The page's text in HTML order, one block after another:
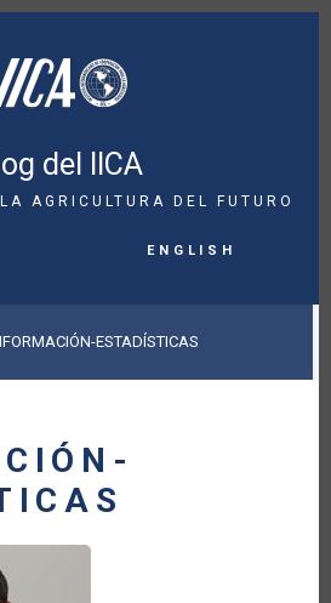
del IICA
AGRICULTURA DEL FUTURO
English
ESTADÍSTICAS